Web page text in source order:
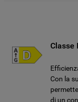
Classe
Con la
di un